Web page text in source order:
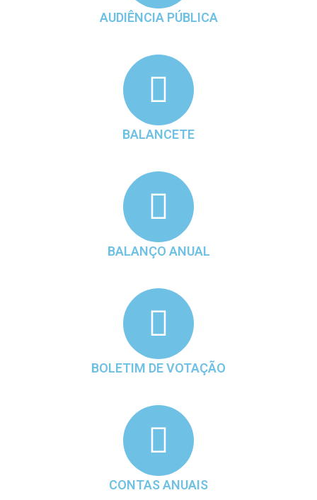
AUDIÊNCIA PÚBLICA
BALANCETE
BALANÇO ANUAL
BOLETIM DE VOTAÇÃO
CONTAS ANUAIS